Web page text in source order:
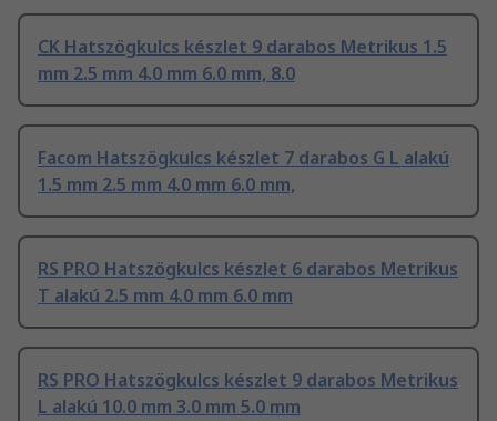
CK Hatszögkulcs készlet 9 darabos Metrikus 1.5
mm 2.5 mm 4.0 mm 6.0 mm, 8.0
Facom Hatszögkulcs készlet 7 darabos G L alakú
1.5 mm 2.5 mm 4.0 mm 6.0 mm,
RS PRO Hatszögkulcs készlet 6 darabos Metrikus
T alakú 2.5 mm 4.0 mm 6.0 mm
RS PRO Hatszögkulcs készlet 9 darabos Metrikus
L alakú 10.0 mm 3.0 mm 5.0 mm